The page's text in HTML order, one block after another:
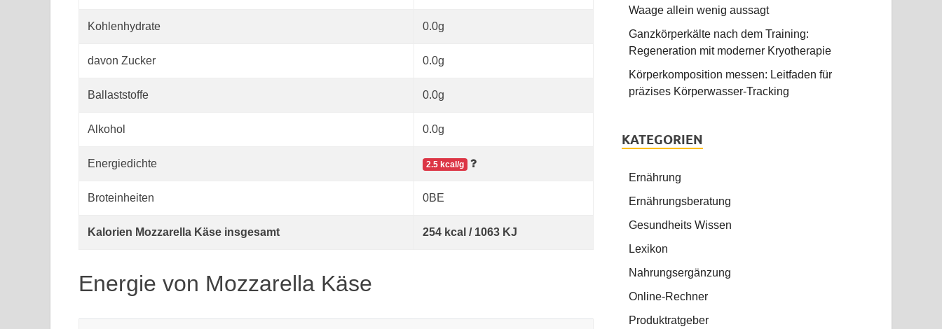
Kohlenhydrate 0.0g
davon Zucker 0.0g
Ballaststoffe 0.0g
Alkohol 0.0g
Energiedichte 2.5 kcal/g
Broteinheiten 0BE
Kalorien Mozzarella Käse insgesamt 254 kcal / 1063 KJ
Energie von Mozzarella Käse
Waage allein wenig aussagt
Ganzkörperkälte nach dem Training:
Regeneration mit moderner Kryotherapie
Körperkomposition messen: Leitfaden für
präzises Körperwasser-Tracking
KATEGORIEN
Ernährung
Ernährungsberatung
Gesundheits Wissen
Lexikon
Nahrungsergänzung
Online-Rechner
Produktratgeber